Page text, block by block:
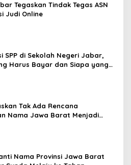
Tegaskan Tindak Tegas ASN
Judi Online
SPP di Sekolah Negeri Jabar,
Harus Bayar dan Siapa yang
Tak Ada Rencana
Nama Jawa Barat Menjadi
Nama Provinsi Jawa Barat